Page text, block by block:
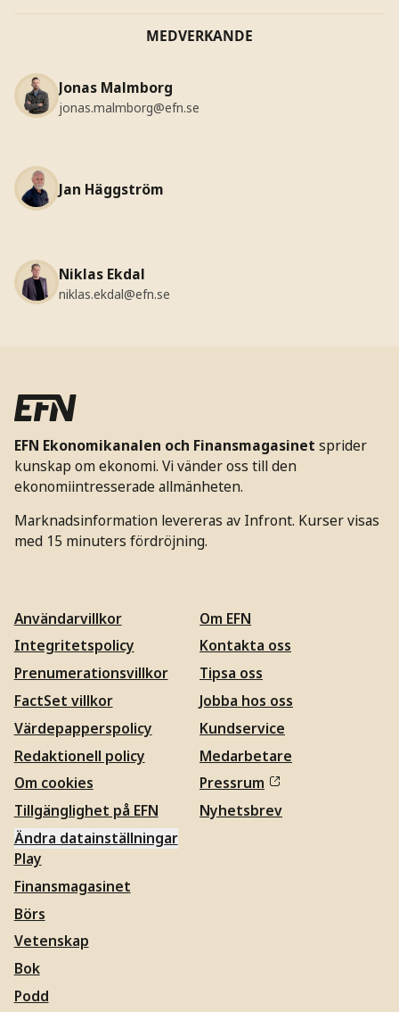
MEDVERKANDE
Jonas Malmborg
jonas.malmborg@efn.se
Jan Häggström
Niklas Ekdal
niklas.ekdal@efn.se
EFN Ekonomikanalen och Finansmagasinet sprider
kunskap om ekonomi. Vi vänder oss till den
ekonomiintresserade allmänheten.
Marknadsinformation levereras av Infront. Kurser visas
med 15 minuters fördröjning.
Användarvillkor
Integritetspolicy
Prenumerationsvillkor
FactSet villkor
Värdepapperspolicy
Redaktionell policy
Om cookies
Tillgänglighet på EFN
Ändra datainställningar
Om EFN
Kontakta oss
Tipsa oss
Jobba hos oss
Kundservice
Medarbetare
Pressrum
Nyhetsbrev
Play
Finansmagasinet
Börs
Vetenskap
Bok
Podd